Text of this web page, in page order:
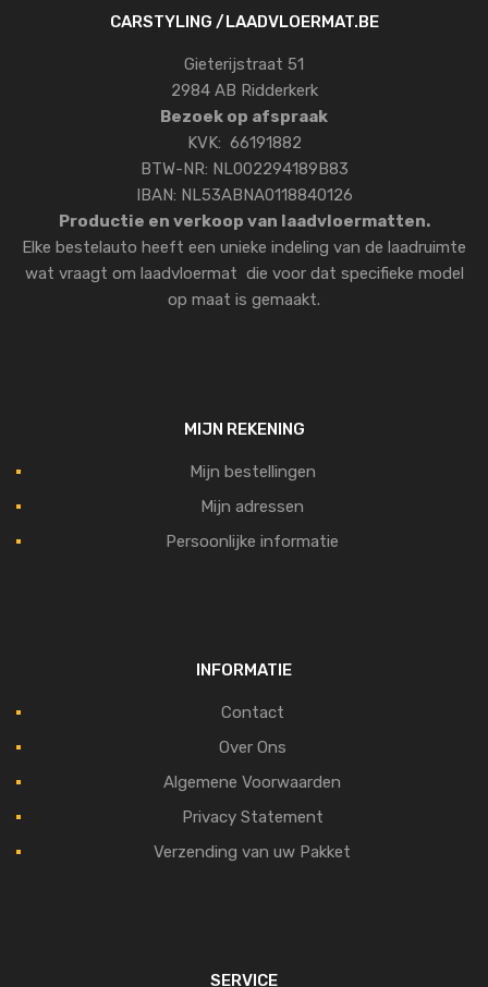
CARSTYLING /LAADVLOERMAT.BE
Gieterijstraat 51
2984 AB Ridderkerk
Bezoek op afspraak
KVK: 66191882
BTW-NR: NL002294189B83
IBAN: NL53ABNA0118840126
Productie en verkoop van laadvloermatten.
Elke bestelauto heeft een unieke indeling van de laadruimte
wat vraagt om laadvloermat die voor dat specifieke model
op maat is gemaakt.
MIJN REKENING
Mijn bestellingen
Mijn adressen
Persoonlijke informatie
INFORMATIE
Contact
Over Ons
Algemene Voorwaarden
Privacy Statement
Verzending van uw Pakket
SERVICE